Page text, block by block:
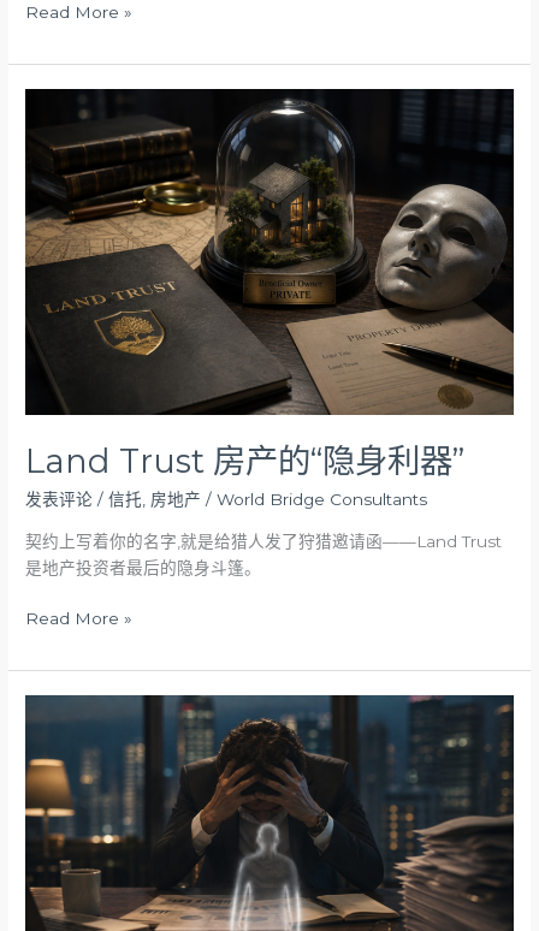
Read More »
Land Trust 房产的“隐身利器”
发表评论 /信托 房地产 /World Bridge Consultants
契约上写着你的名字,就是给猎人发了狩猎邀请函——Land Trust
是地产投资者最后的隐身斗篷。
产
的
“隐
身
器”
Read More »
板
们
头
的
“幻
影